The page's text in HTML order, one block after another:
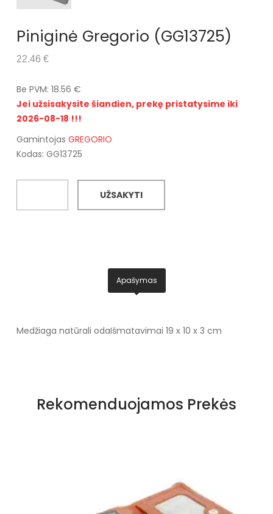
Piniginė Gregorio (GG13725)
22.46 €
Be PVM: 18.56 €
Jei užsisakysite šiandien, prekę pristatysime iki
2026-08-18 !!!
Gamintojas GREGORIO
Kodas: GG13725
UŽSAKYTI
Apašymas
Medžiaga natūrali odaIšmatavimai 19 x 10 x 3 cm
Rekomenduojamos Prekės